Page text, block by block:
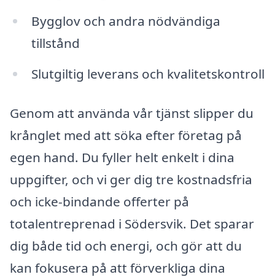
Bygglov och andra nödvändiga
tillstånd
Slutgiltig leverans och kvalitetskontroll
Genom att använda vår tjänst slipper du
krånglet med att söka efter företag på
egen hand. Du fyller helt enkelt i dina
uppgifter, och vi ger dig tre kostnadsfria
och icke-bindande offerter på
totalentreprenad i Södersvik. Det sparar
dig både tid och energi, och gör att du
kan fokusera på att förverkliga dina